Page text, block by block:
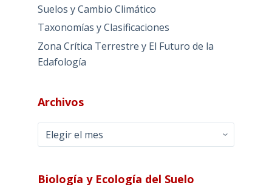
Suelos y Cambio Climático
Taxonomías y Clasificaciones
Zona Crítica Terrestre y El Futuro de la
Edafología
Archivos
Archivos
Biología y Ecología del Suelo